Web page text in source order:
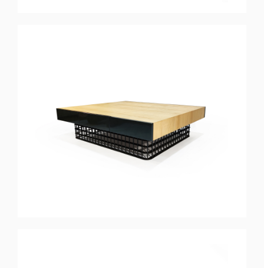
ELEMENTS
Table Basse